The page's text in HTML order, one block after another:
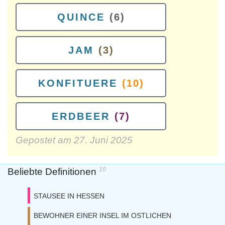
QUINCE (6)
JAM (3)
KONFITUERE (10)
ERDBEER (7)
Gepostet am 27. Juni 2025
Beliebte Definitionen 10
STAUSEE IN HESSEN
BEWOHNER EINER INSEL IM OSTLICHEN